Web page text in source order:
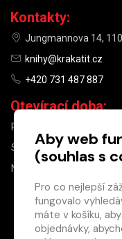
Kontakty:
Jungmannova 14,
knihy@krakatit.cz
+420 731 487 887
Otevírací doba:
PO–PÁ
SO
10:00–13:00
NE
Aby web
(souhlas s
Pro co nejlepší
fungovalo
máte v košíku,
objednávky,